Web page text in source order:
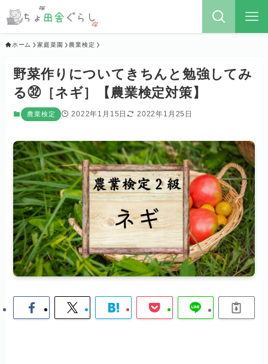
ホーム 家庭菜園 農業検定
野菜作りについてきちんと勉強してみ
る㉜［ネギ］【農業検定対策】
農業検定 2022年1月15日 2022年1月25日